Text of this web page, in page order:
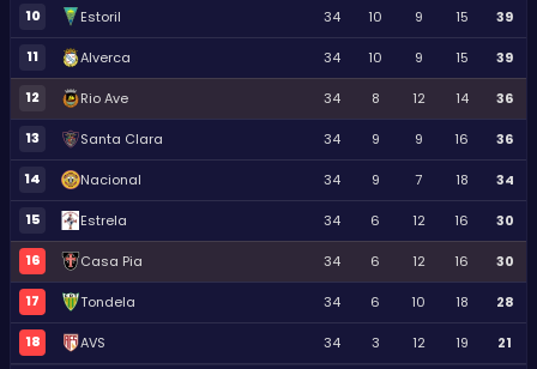
10 Estoril 34 10 9 15 39
11 Alverca 34 10 9 15 39
12 Rio Ave 34 8 12 14 36
13 Santa Clara 34 9 9 16 36
14 Nacional 34 9 7 18 34
15 Estrela 34 6 12 16 30
16 Casa Pia 34 6 12 16 30
17 Tondela 34 6 10 18 28
18 AVS 34 3 12 19 21